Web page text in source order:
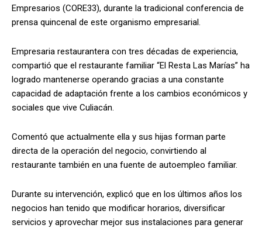
Empresarios (CORE33), durante la tradicional conferencia de
prensa quincenal de este organismo empresarial.
Empresaria restaurantera con tres décadas de experiencia,
compartió que el restaurante familiar “El Resta Las Marías” ha
logrado mantenerse operando gracias a una constante
capacidad de adaptación frente a los cambios económicos y
sociales que vive Culiacán.
Comentó que actualmente ella y sus hijas forman parte
directa de la operación del negocio, convirtiendo al
restaurante también en una fuente de autoempleo familiar.
Durante su intervención, explicó que en los últimos años los
negocios han tenido que modificar horarios, diversificar
servicios y aprovechar mejor sus instalaciones para generar